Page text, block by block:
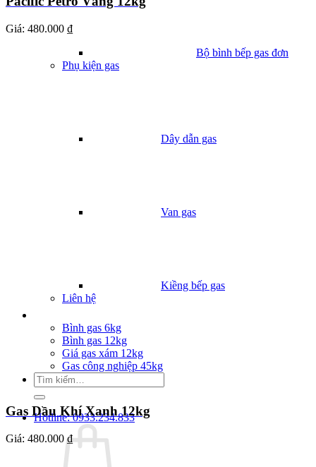
Bộ bình bếp gas đơn
Phụ kiện gas
Dây dẫn gas
Van gas
Kiềng bếp gas
Liên hệ
Bình gas 6kg
Bình gas 12kg
Giá gas xám 12kg
Gas công nghiệp 45kg
Tìm
kiếm:
Hotline: 0933.234.833
Giá: 480.000 ₫
Gas Dầu Khí Xanh 12kg
Giá: 480.000 ₫